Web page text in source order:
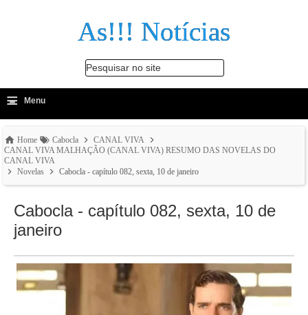
As!!! Notícias
Pesquisar no site
-
≡ Menu
Home Cabocla
CANAL VIVA
CANAL VIVA MALHAÇÃO (CANAL VIVA) RESUMO DAS NOVELAS DO
CANAL VIVA
Novelas
Cabocla - capítulo 082, sexta, 10 de janeiro
Cabocla - capítulo 082, sexta, 10 de
janeiro